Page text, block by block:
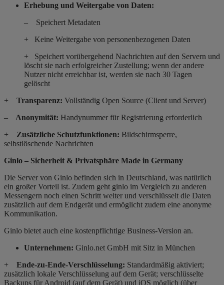
Erhebung und Weitergabe von Daten:
– Speichert Metadaten
+ Keine Weitergabe von personenbezogenen Daten
+ Speichert vorübergehend Nachrichten auf den Servern und
löscht sie nach erfolgreicher Zustellung; wenn der andere
Nutzer nicht erreichbar ist, werden sie nach 30 Tagen
gelöscht
+ Transparenz: Vollständig Open Source (Client und Server)
– Anonymität: Handynummer für Registrierung erforderlich
+ Zusätzliche Schutzfunktionen: Bildschirmsperre,
selbstlöschende Nachrichten
Ginlo – Sicherheit & Privatsphäre Made in Germany
Die Server von Ginlo befinden sich in Deutschland, was natürlich
ein großer Vorteil ist. Zudem geht ginlo im Vergleich zu anderen
Messengern noch einen Schritt weiter und verschlüsselt die Daten
zusätzlich auf dem Endgerät und ermöglicht zudem eine anonyme
Kommunikation.
Ginlo bietet auch eine kostenpflichtige Business-Version an.
Unternehmen: Ginlo.net GmbH mit Sitz in München
+ Ende-zu-Ende-Verschlüsselung: Standardmäßig aktiviert;
zusätzlich lokale Verschlüsselung auf dem Gerät; verschlüsselte
Backups für Android (auf dem Gerät) und iOS möglich (über